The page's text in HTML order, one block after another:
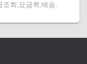
회,요금퀵,배송,